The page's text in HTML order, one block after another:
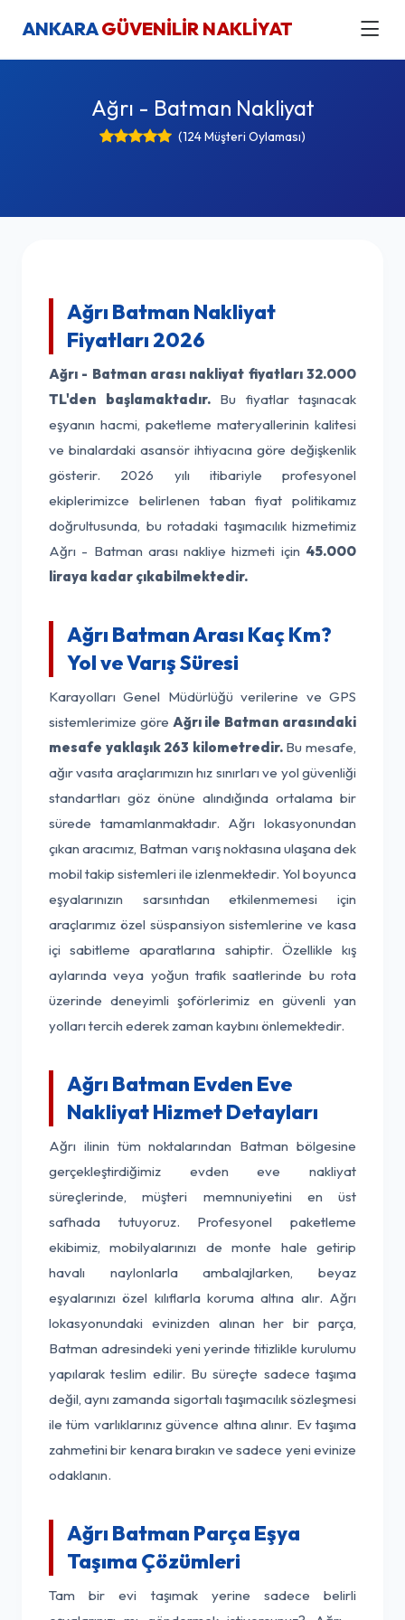
ANKARAGÜVENİLİR NAKLİYAT
Ağrı - Batman Nakliyat
(124 Müşteri Oylaması)
Ağrı Batman Nakliyat
Fiyatları 2026
Ağrı - Batman arası nakliyat fiyatları 32.000
TL'den başlamaktadır.Bu fiyatlar taşınacak
eşyanın hacmi, paketleme materyallerinin kalitesi
ve binalardaki asansör ihtiyacına göre değişkenlik
gösterir. 2026 yılı itibariyle profesyonel
ekiplerimizce belirlenen taban fiyat politikamız
doğrultusunda, bu rotadaki taşımacılık hizmetimiz
Ağrı - Batman arası nakliye hizmeti için 45.000
liraya kadar çıkabilmektedir.
Ağrı Batman Arası Kaç Km?
Yol ve Varış Süresi
Karayolları Genel Müdürlüğü verilerine ve GPS
sistemlerimize göre Ağrı ile Batman arasındaki
mesafe yaklaşık 263 kilometredir.Bu mesafe,
ağır vasıta araçlarımızın hız sınırları ve yol güvenliği
standartları göz önüne alındığında ortalama bir
sürede tamamlanmaktadır. Ağrı lokasyonundan
çıkan aracımız, Batman varış noktasına ulaşana dek
mobil takip sistemleri ile izlenmektedir. Yol boyunca
eşyalarınızın sarsıntıdan etkilenmemesi için
araçlarımız özel süspansiyon sistemlerine ve kasa
içi sabitleme aparatlarına sahiptir. Özellikle kış
aylarında veya yoğun trafik saatlerinde bu rota
üzerinde deneyimli şoförlerimiz en güvenli yan
yolları tercih ederek zaman kaybını önlemektedir.
Ağrı Batman Evden Eve
Nakliyat Hizmet Detayları
Ağrı ilinin tüm noktalarından Batman bölgesine
gerçekleştirdiğimiz evden eve nakliyat
süreçlerinde, müşteri memnuniyetini en üst
safhada tutuyoruz. Profesyonel paketleme
ekibimiz, mobilyalarınızı de monte hale getirip
havalı naylonlarla ambalajlarken, beyaz
eşyalarınızı özel kılıflarla koruma altına alır. Ağrı
lokasyonundaki evinizden alınan her bir parça,
Batman adresindeki yeni yerinde titizlikle kurulumu
yapılarak teslim edilir. Bu süreçte sadece taşıma
değil, aynı zamanda sigortalı taşımacılık sözleşmesi
ile tüm varlıklarınız güvence altına alınır. Ev taşıma
zahmetini bir kenara bırakın ve sadece yeni evinize
odaklanın.
Ağrı Batman Parça Eşya
Taşıma Çözümleri
Tam bir evi taşımak yerine sadece belirli